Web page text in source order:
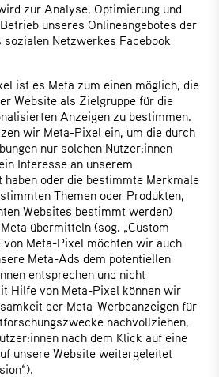
zur Analyse, Optimierung und
unseres Onlineangebotes der
Netzwerkes Facebook
ist es Meta zum einen möglich, die
Website als Zielgruppe für die
Anzeigen zu bestimmen.
wir Meta-Pixel ein, um die durch
nur solchen Nutzer:innen
Interesse an unserem
haben oder die bestimmte Merkmale
Themen oder Produkten,
Websites bestimmt werden)
übermitteln (sog. „Custom
Meta-Pixel möchten wir auch
Meta-Ads dem potentiellen
entsprechen und nicht
Hilfe von Meta-Pixel können wir
der Meta-Werbeanzeigen für
nachvollziehen,
nach dem Klick auf eine
unsere Website weitergeleitet